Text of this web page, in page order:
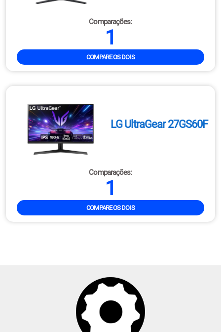
Comparações:
1
COMPARE OS DOIS
LG UltraGear 27GS60F
Comparações:
1
COMPARE OS DOIS